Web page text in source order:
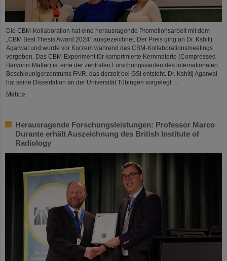
Die CBM-Kollaboration hat eine herausragende Promotionsarbeit mit dem
„CBM Best Thesis Award 2024“ ausgezeichnet. Der Preis ging an Dr. Kshitij
Agarwal und wurde vor Kurzem während des CBM-Kollaborationsmeetings
vergeben. Das CBM-Experiment für komprimierte Kernmaterie (Compressed
Baryonic Matter) ist eine der zentralen Forschungssäulen des internationalen
Beschleunigerzentrums FAIR, das derzeit bei GSI entsteht. Dr. Kshitij Agarwal
hat seine Dissertation an der Universität Tübingen vorgelegt.…
Mehr »
Herausragende Forschungsleistungen: Professor Marco
Durante erhält Auszeichnung des British Institute of
Radiology